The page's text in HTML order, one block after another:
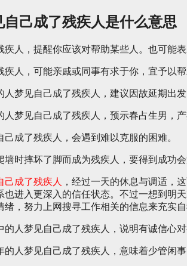
自己成了残疾人是什么意思
疾人，提醒你应该对帮助某些人。也可能
疾人，可能亲戚或同事有求于你，宜予以帮
人梦见自己成了残疾人，建议因故延期出
人梦见自己成了残疾人，预示春占生男，产
己成了残疾人，会遇到难以克服的困难。
墙时摔坏了脚而成为残疾人，要得到成功会
己成了残疾人
，经过一天的休息与调适，
也进入更深入的信任状态。不过一想到明
绪，努力上网搜寻工作相关的信息来充实自
的人梦见自己成了残疾人，说明有诚信心对
的人梦见自己成了残疾人，意味着少管闲